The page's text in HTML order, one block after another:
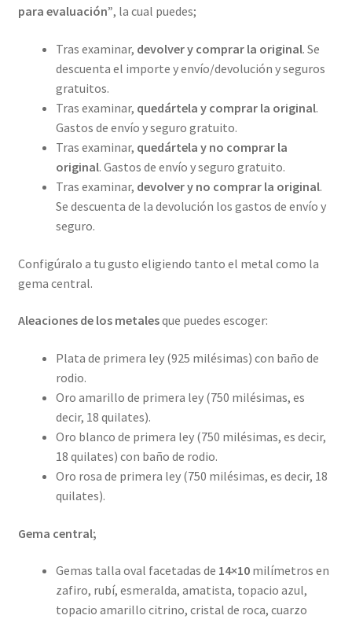
para evaluación”, la cual puedes;
Tras examinar, devolver y comprar la original. Se
descuenta el importe y envío/devolución y seguros
gratuitos.
Tras examinar, quedártela y comprar la original.
Gastos de envío y seguro gratuito.
Tras examinar, quedártela y no comprar la
original. Gastos de envío y seguro gratuito.
Tras examinar, devolver y no comprar la original.
Se descuenta de la devolución los gastos de envío y
seguro.
Configúralo a tu gusto eligiendo tanto el metal como la
gema central.
Aleaciones de los metalesque puedes escoger:
Plata de primera ley (925 milésimas) con baño de
rodio.
Oro amarillo de primera ley (750 milésimas, es
decir, 18 quilates).
Oro blanco de primera ley (750 milésimas, es decir,
18 quilates) con baño de rodio.
Oro rosa de primera ley (750 milésimas, es decir, 18
quilates).
Gema central;
Gemas talla oval facetadas de 14×10milímetros en
zafiro, rubí, esmeralda, amatista, topacio azul,
topacio amarillo citrino, cristal de roca, cuarzo